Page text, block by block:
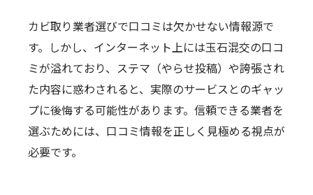
カビ取り業者選びで口コミは欠かせない情報源で
す。しかし、インターネット上には玉石混交の口コ
ミが溢れており、ステマ（やらせ投稿）や誇張され
た内容に惑わされると、実際のサービスとのギャッ
プに後悔する可能性があります。信頼できる業者を
選ぶためには、口コミ情報を正しく見極める視点が
必要です。